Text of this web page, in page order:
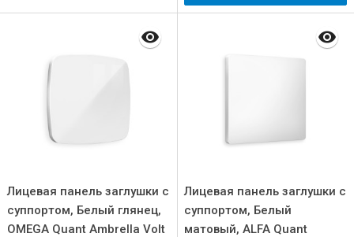
Лицевая панель заглушки с
суппортом, Белый глянец,
OMEGA Quant Ambrella Volt
Лицевая панель заглушки с
суппортом, Белый
матовый, ALFA Quant